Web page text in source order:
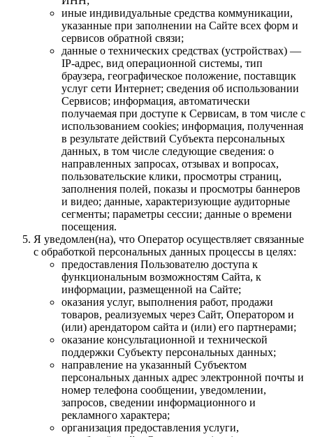
иные индивидуальные средства коммуникации,
указанные при заполнении на Сайте всех форм и
сервисов обратной связи;
данные о технических средствах (устройствах) —
IP-адрес, вид операционной системы, тип
браузера, географическое положение, поставщик
услуг сети Интернет; сведения об использовании
Сервисов; информация, автоматически
получаемая при доступе к Сервисам, в том числе с
использованием cookies; информация, полученная
в результате действий Субъекта персональных
данных, в том числе следующие сведения: о
направленных запросах, отзывах и вопросах,
пользовательские клики, просмотры страниц,
заполнения полей, показы и просмотры баннеров
и видео; данные, характеризующие аудиторные
сегменты; параметры сессии; данные о времени
посещения.
Я уведомлен(на), что Оператор осуществляет связанные
с обработкой персональных данных процессы в целях:
предоставления Пользователю доступа к
функциональным возможностям Сайта, к
информации, размещенной на Сайте;
оказания услуг, выполнения работ, продажи
товаров, реализуемых через Сайт, Оператором и
(или) арендатором сайта и (или) его партнерами;
оказание консультационной и технической
поддержки Субъекту персональных данных;
направление на указанный Субъектом
персональных данных адрес электронной почты и
номер телефона сообщении, уведомлении,
запросов, сведении информационного и
рекламного характера;
организация предоставления услуги,